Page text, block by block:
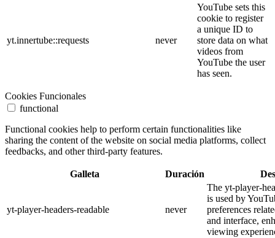
yt.innertube::requests never
YouTube sets this
cookie to register
a unique ID to
store data on what
videos from
YouTube the user
has seen.
Cookies Funcionales
functional
Functional cookies help to perform certain functionalities like
sharing the content of the website on social media platforms, collect
feedbacks, and other third-party features.
Galleta Duración
yt-player-headers-readable never
The yt-player-
is used by
preferences
and interface,
viewing